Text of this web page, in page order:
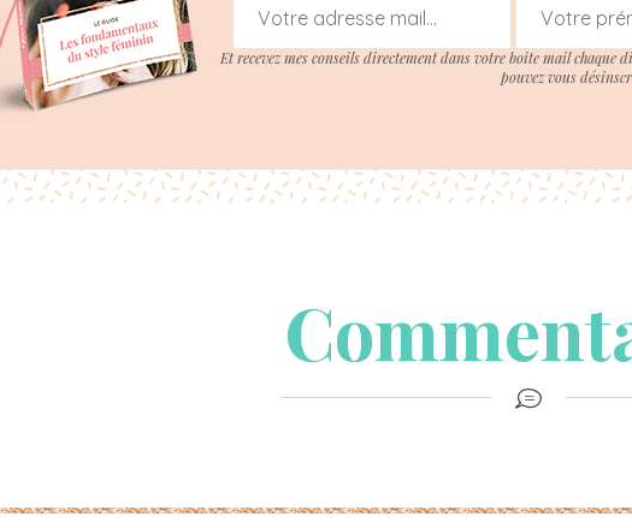
Et recevez mes conseils directement dans votre boite mail chaque
pouvez vous